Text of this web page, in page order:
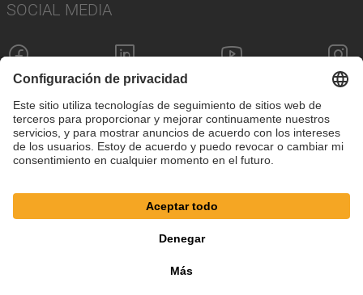
SOCIAL MEDIA
Configuración de cookies
Términos y condiciones